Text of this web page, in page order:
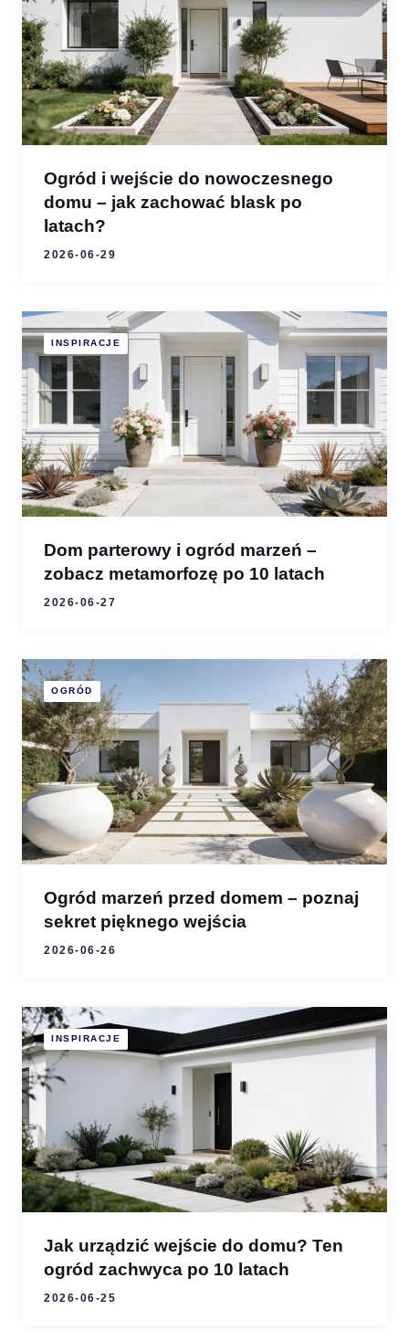
Ogród i wejście do nowoczesnego
domu – jak zachować blask po
latach?
2026-06-29
INSPIRACJE
Dom parterowy i ogród marzeń –
zobacz metamorfozę po 10 latach
2026-06-27
OGRÓD
Ogród marzeń przed domem – poznaj
sekret pięknego wejścia
2026-06-26
INSPIRACJE
Jak urządzić wejście do domu? Ten
ogród zachwyca po 10 latach
2026-06-25